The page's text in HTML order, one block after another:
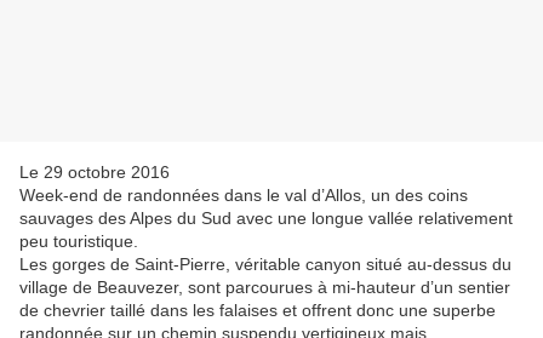
Le 29 octobre 2016
Week-end de randonnées dans le val d’Allos, un des coins
sauvages des Alpes du Sud avec une longue vallée relativement
peu touristique.
Les gorges de Saint-Pierre, véritable canyon situé au-dessus du
village de Beauvezer, sont parcourues à mi-hauteur d’un sentier
de chevrier taillé dans les falaises et offrent donc une superbe
randonnée sur un chemin suspendu vertigineux mais